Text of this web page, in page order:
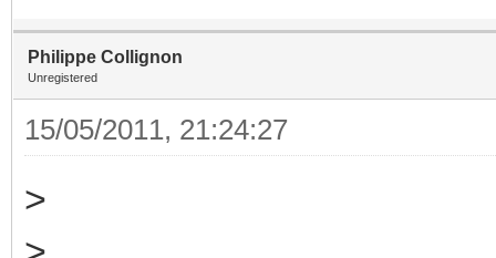
Philippe Collignon
Unregistered
15/05/2011, 21:24:27
>